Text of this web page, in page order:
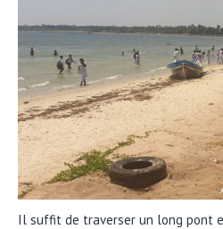
Il suffit de traverser un long pont